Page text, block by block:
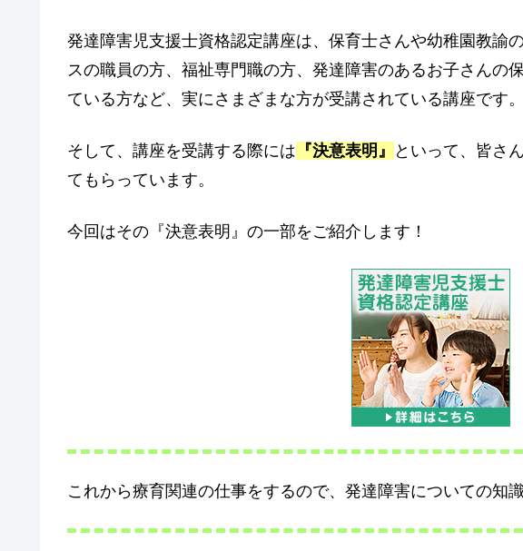
発達障害児支援士資格認定講座は、保育士さんや幼稚園教諭
スの職員の方、福祉専門職の方、発達障害のあるお子さんの
ている方など、実にさまざまな方が受講されている講座です。
そして、講座を受講する際には 『決意表明』
といって、皆さ
てもらっています。
今回はその『決意表明』の一部をご紹介します！
これから療育関連の仕事をするので、発達障害についての知